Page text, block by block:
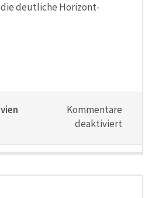
deutliche Horizont-
Kommentare
deaktiviert